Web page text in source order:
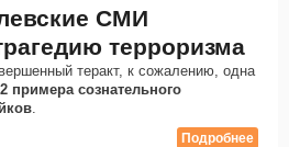
СМИ
терроризма
теракт, к сожалению, одна
примера сознательного
Подробнее